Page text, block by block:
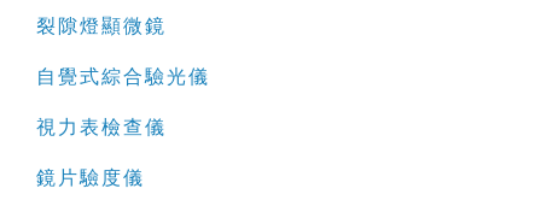
裂隙燈顯微鏡
自覺式綜合驗光儀
視力表檢查儀
鏡片驗度儀